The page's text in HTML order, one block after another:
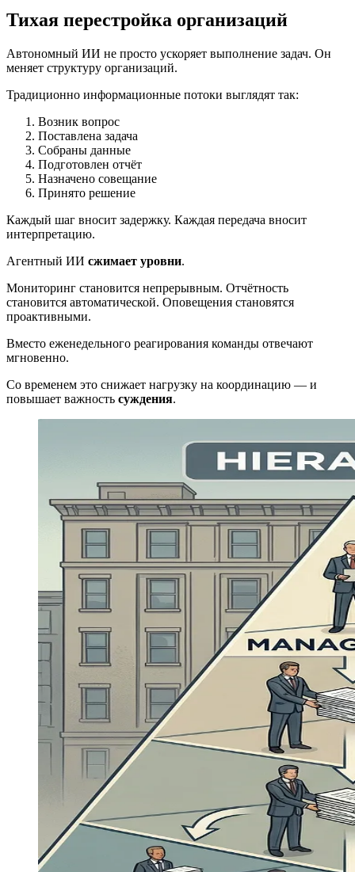
Тихая перестройка организаций
Автономный ИИ не просто ускоряет выполнение задач. Он
меняет структуру организаций.
Традиционно информационные потоки выглядят так:
Возник вопрос
Поставлена задача
Собраны данные
Подготовлен отчёт
Назначено совещание
Принято решение
Каждый шаг вносит задержку. Каждая передача вносит
интерпретацию.
Агентный ИИ сжимает уровни.
Мониторинг становится непрерывным. Отчётность
становится автоматической. Оповещения становятся
проактивными.
Вместо еженедельного реагирования команды отвечают
мгновенно.
Со временем это снижает нагрузку на координацию — и
повышает важность суждения.